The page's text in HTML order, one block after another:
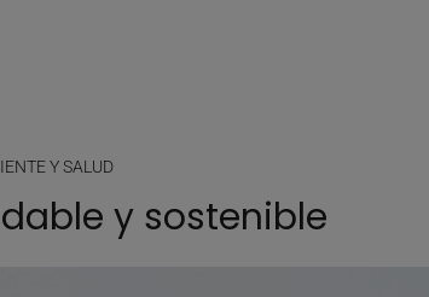
Y SALUD
y sostenible